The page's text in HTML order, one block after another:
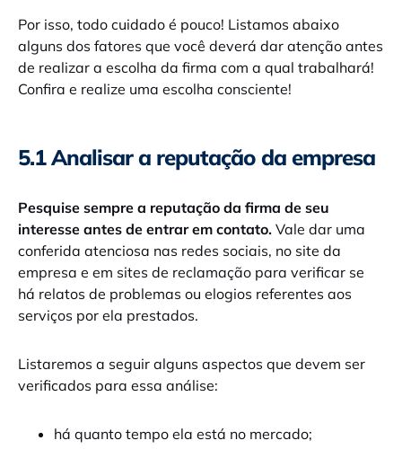
Por isso, todo cuidado é pouco! Listamos abaixo
alguns dos fatores que você deverá dar atenção antes
de realizar a escolha da firma com a qual trabalhará!
Confira e realize uma escolha consciente!
5.1 Analisar a reputação da empresa
Pesquise sempre a reputação da firma de seu
interesse antes de entrar em contato. Vale dar uma
conferida atenciosa nas redes sociais, no site da
empresa e em sites de reclamação para verificar se
há relatos de problemas ou elogios referentes aos
serviços por ela prestados.
Listaremos a seguir alguns aspectos que devem ser
verificados para essa análise:
há quanto tempo ela está no mercado;